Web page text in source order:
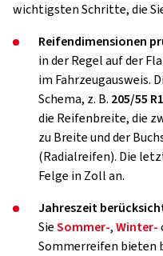
wichtigsten Schritte, die
Reifendimensionen
in der Regel auf der
im Fahrzeugausweis.
Schema, z. B. 205/55
die Reifenbreite, die
zu Breite und der
(Radialreifen). Die
Felge in Zoll an.
Jahreszeit
SieSommer-,Winter-
Sommerreifen bieten